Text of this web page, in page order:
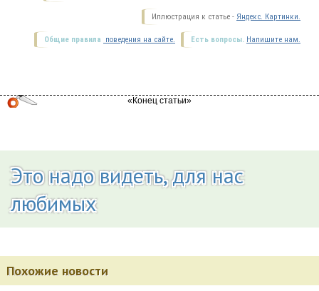
Иллюстрация к статье - Яндекс. Картинки.
Есть вопросы. Напишите нам.
Общие правила поведения на сайте.
Это надо видеть, для нас
любимых
Похожие новости